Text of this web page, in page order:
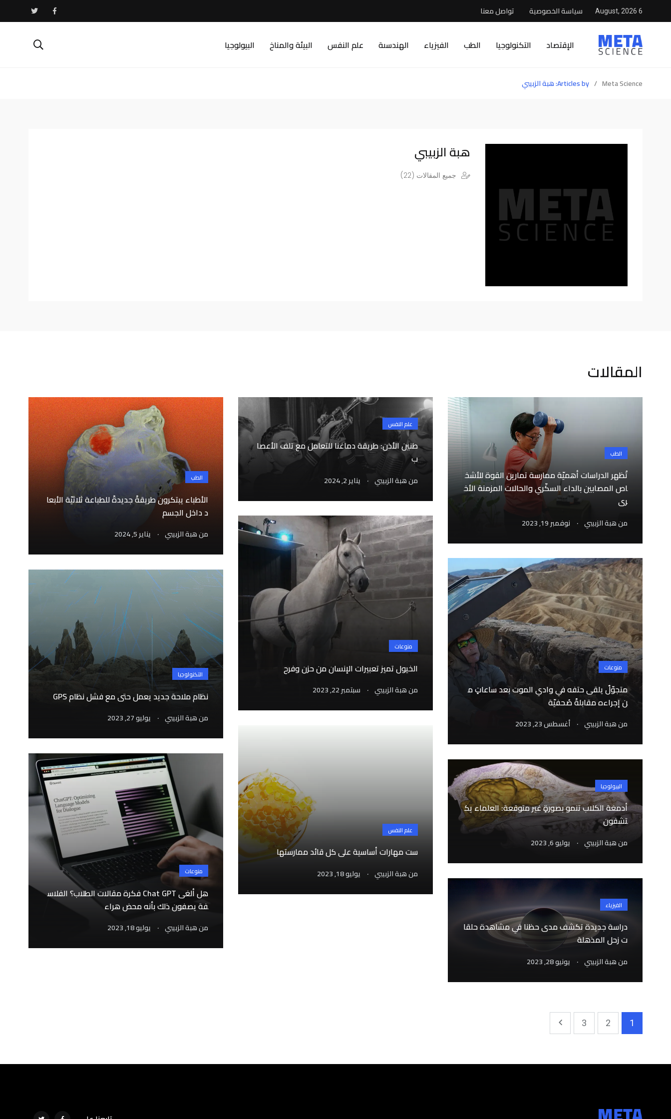
6 August, 2026 سياسة الخصوصية تواصل معنا
الإقتصاد التكنولوجيا الطب الفيزياء الهندسىة علم النفس البيئة والمناخ البيولوجيا
Meta Science
/ Articles by: هبة الزبيبي
هبة الزبيبي
جميع المقالات (22)
المقالات
الطب
الأطباء يبتكرون طريقةً جديدةً للطباعة ثلاثيّة الأبعا
د داخل الجسم
منهبة الزبيبي . يناير 5, 2024
علم النفس
طنين الأذن: طريقة دماغنا للتعامل مع تلف الأعصا
ب
منهبة الزبيبي . يناير 2, 2024
الطب
تُظهر الدراسات أهميّة ممارسة تمارين القوة للأشخ
اص المصابين بالداء السكّري والحالات المزمنة الأخ
رى
منهبة الزبيبي . نوفمبر 19, 2023
منوعات
الخيول تميز تعبيرات الإنسان من حزن وفرح
منهبة الزبيبي . سبتمبر 22, 2023
منوعات
متجوّلٌ يلقى حتفه في وادي الموت بعد ساعاتٍ م
ن إجراءه مقابلةً صُحفيّة
منهبة الزبيبي . أغسطس 23, 2023
التكنولوجيا
نظام ملاحة جديد يعمل حتى مع فشل نظام GPS
منهبة الزبيبي . يوليو 27, 2023
علم النفس
ست مهارات أساسية على كل قائد ممارستها
منهبة الزبيبي . يوليو 18, 2023 منوعات
هل ألغى Chat GPT فكرة مقالات الطلاب؟ الفلاس
فة يصفون ذلك بأنه محض هراء
منهبة الزبيبي . يوليو 18, 2023
البيولوجيا
أدمغة الكلاب تنمو بصورةٍ غير متوقعة: العلماء يك
تشفون
منهبة الزبيبي . يوليو 6, 2023
الفيزياء
دراسة جديدة تكشف مدى حظنا في مشاهدة حلقا
ت زحل المذهلة
منهبة الزبيبي . يونيو 28, 2023
1
2
3